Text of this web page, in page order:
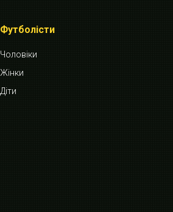
Футболісти
Чоловіки
Жінки
Діти